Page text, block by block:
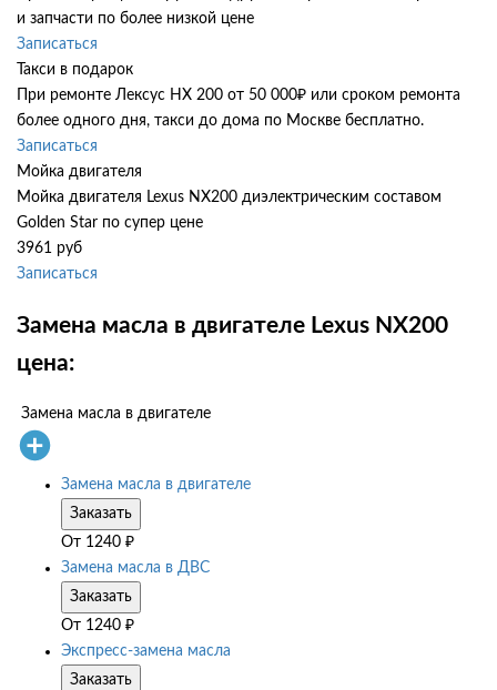
и запчасти по более низкой цене
Записаться
Такси в подарок
При ремонте Лексус НХ 200 от 50 000₽ или сроком ремонта
более одного дня, такси до дома по Москве бесплатно.
Записаться
Мойка двигателя
Мойка двигателя Lexus NX200 диэлектрическим составом
Golden Star по супер цене
3961 руб
Записаться
Замена масла в двигателе Lexus NX200
цена:
Замена масла в двигателе
Замена масла в двигателе
Заказать
От 1240 ₽
Замена масла в ДВС
Заказать
От 1240 ₽
Экспресс-замена масла
Заказать